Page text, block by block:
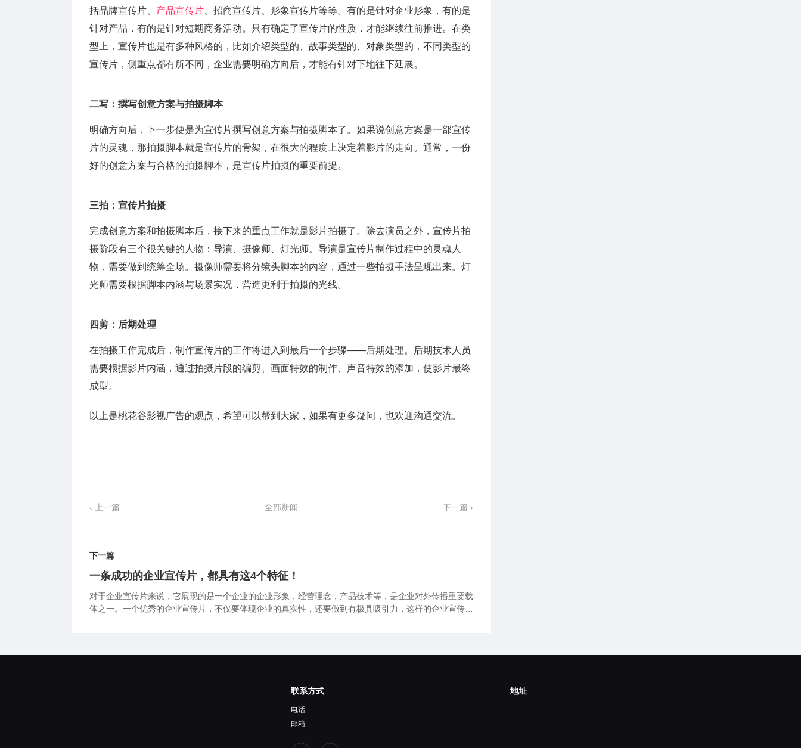
括品牌宣传片、 产品宣传片 、招商宣传片、形象宣传片等等。有的是针对企业形象，有的是
针对产品，有的是针对短期商务活动。只有确定了宣传片的性质，才能继续往前推进。在类
型上，宣传片也是有多种风格的，比如介绍类型的、故事类型的、对象类型的，不同类型的
宣传片，侧重点都有所不同，企业需要明确方向后，才能有针对下地往下延展。
二写：撰写创意方案与拍摄脚本
明确方向后，下一步便是为宣传片撰写创意方案与拍摄脚本了。如果说创意方案是一部宣传
片的灵魂，那拍摄脚本就是宣传片的骨架，在很大的程度上决定着影片的走向。通常，一份
好的创意方案与合格的拍摄脚本，是宣传片拍摄的重要前提。
三拍：宣传片拍摄
完成创意方案和拍摄脚本后，接下来的重点工作就是影片拍摄了。除去演员之外，宣传片拍
摄阶段有三个很关键的人物：导演、摄像师、灯光师。导演是宣传片制作过程中的灵魂人
物，需要做到统筹全场。摄像师需要将分镜头脚本的内容，通过一些拍摄手法呈现出来。灯
光师需要根据脚本内涵与场景实况，营造更利于拍摄的光线。
四剪：后期处理
在拍摄工作完成后，制作宣传片的工作将进入到最后一个步骤——后期处理。后期技术人员
需要根据影片内涵，通过拍摄片段的编剪、画面特效的制作、声音特效的添加，使影片最终
成型。
以上是桃花谷影视广告的观点，希望可以帮到大家，如果有更多疑问，也欢迎沟通交流。
‹ 上一篇 全部新闻 下一篇 ›
下一篇
一条成功的企业宣传片，都具有这4个特征！
对于企业宣传片来说，它展现的是一个企业的企业形象，经营理念，产品技术等，是企业对外传播重要载
体之一。一个优秀的企业宣传片，不仅要体现企业的真实性，还要做到有极具吸引力，这样的企业宣传片
联系方式
电话
邮箱
地址